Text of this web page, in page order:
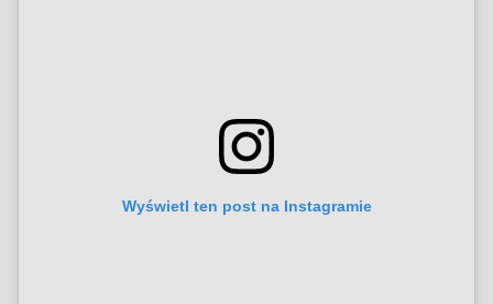
Wyświetl ten post na Instagramie